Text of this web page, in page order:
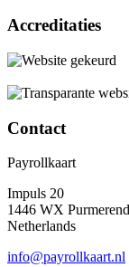
Accreditaties
Contact
Payrollkaart
Impuls 20
1446 WX Purmerend
Netherlands
info@payrollkaart.nl